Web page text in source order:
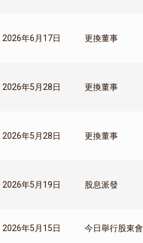
2026年6月17日 更換董事
2026年5月28日 更換董事
2026年5月28日 更換董事
2026年5月19日 股息派發
2026年5月15日 今日舉行股東會